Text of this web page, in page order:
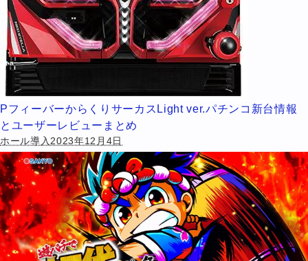
PフィーバーからくりサーカスLight ver.パチンコ新台情報
とユーザーレビューまとめ
ホール導入2023年12月4日